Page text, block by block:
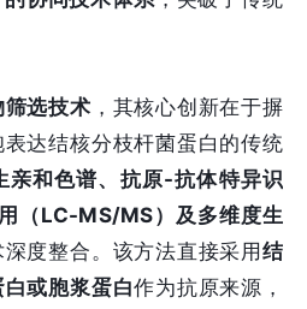
选技术 ，其核心创新在于摒
达结核分枝杆菌蛋白的传统
亲和色谱、抗原-抗体特异识
（LC-MS/MS）及多维度生
度整合。该方法直接采用结
或胞浆蛋白作为抗原来源，